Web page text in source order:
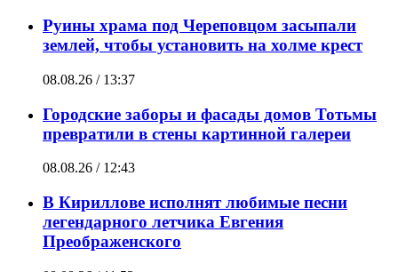
Руины храма под Череповцом засыпали
землей, чтобы установить на холме крест
08.08.26 / 13:37
Городские заборы и фасады домов Тотьмы
превратили в стены картинной галереи
08.08.26 / 12:43
В Кириллове исполнят любимые песни
легендарного летчика Евгения
Преображенского